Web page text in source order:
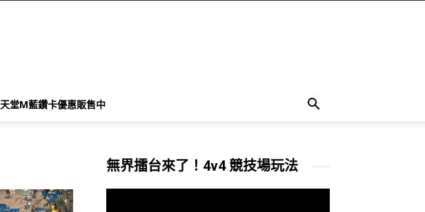
天堂M藍鑽卡優惠販售中
無界擂台來了！4v4 競技場玩法